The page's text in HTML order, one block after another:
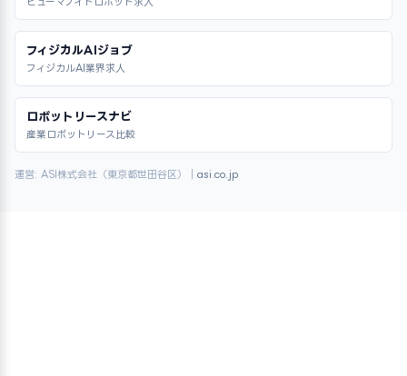
フィジカルAIジョブ
フィジカルAI業界求人
ロボットリースナビ
産業ロボットリース比較
運営: ASI株式会社（東京都世田谷区）｜ asi.co.jp